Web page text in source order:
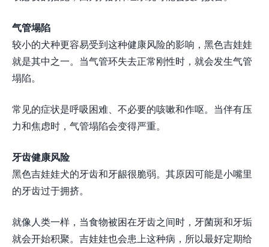
气管塌陷
较小的犬种更容易受到这种健康风险的影响，黑色吉娃娃
就是其中之一。当气管环失去正常刚性时，就会发生气管
塌陷。
常见的症状是呼吸困难、不必要的咳嗽和作呕。当伴有压
力和焦虑时，气管塌陷会变得严重。
牙齿健康风险
黑色吉娃娃犬的牙齿和牙龈很脆弱。其原因可能是小嘴里
的牙齿过于拥挤。
就像人类一样，当食物被困在牙齿之间时，牙菌斑和牙垢
就会开始积聚。吉娃娃也会患上这种病，所以最好定期给